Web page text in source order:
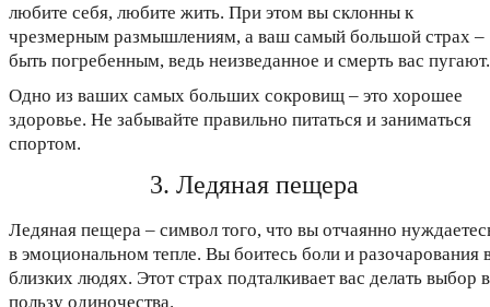
любите себя, любите жить. При этом вы склонны к
чрезмерным размышлениям, а ваш самый большой страх –
быть погребенным, ведь неизведанное и смерть вас пугают.
Одно из ваших самых больших сокровищ – это хорошее
здоровье. Не забывайте правильно питаться и заниматься
спортом.
3. Ледяная пещера
Ледяная пещера – символ того, что вы отчаянно
в эмоциональном тепле. Вы боитесь боли и разочарования
близких людях. Этот страх подталкивает вас делать выбор в
пользу одиночества.